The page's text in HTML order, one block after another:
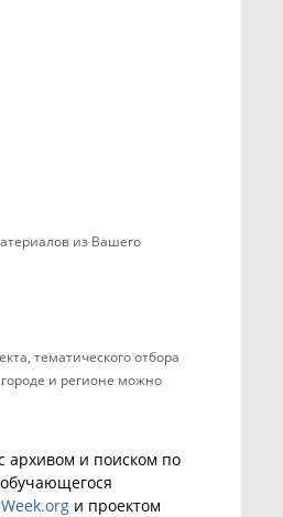
из Вашего
тематического отбора
и регионе можно
архивом и поиском по
и проектом